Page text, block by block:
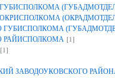
ГУБИСПОЛКОМА
РАЙИСПОЛКОМА [1]
[1]
ЗАВОДОУКОВСКОГО